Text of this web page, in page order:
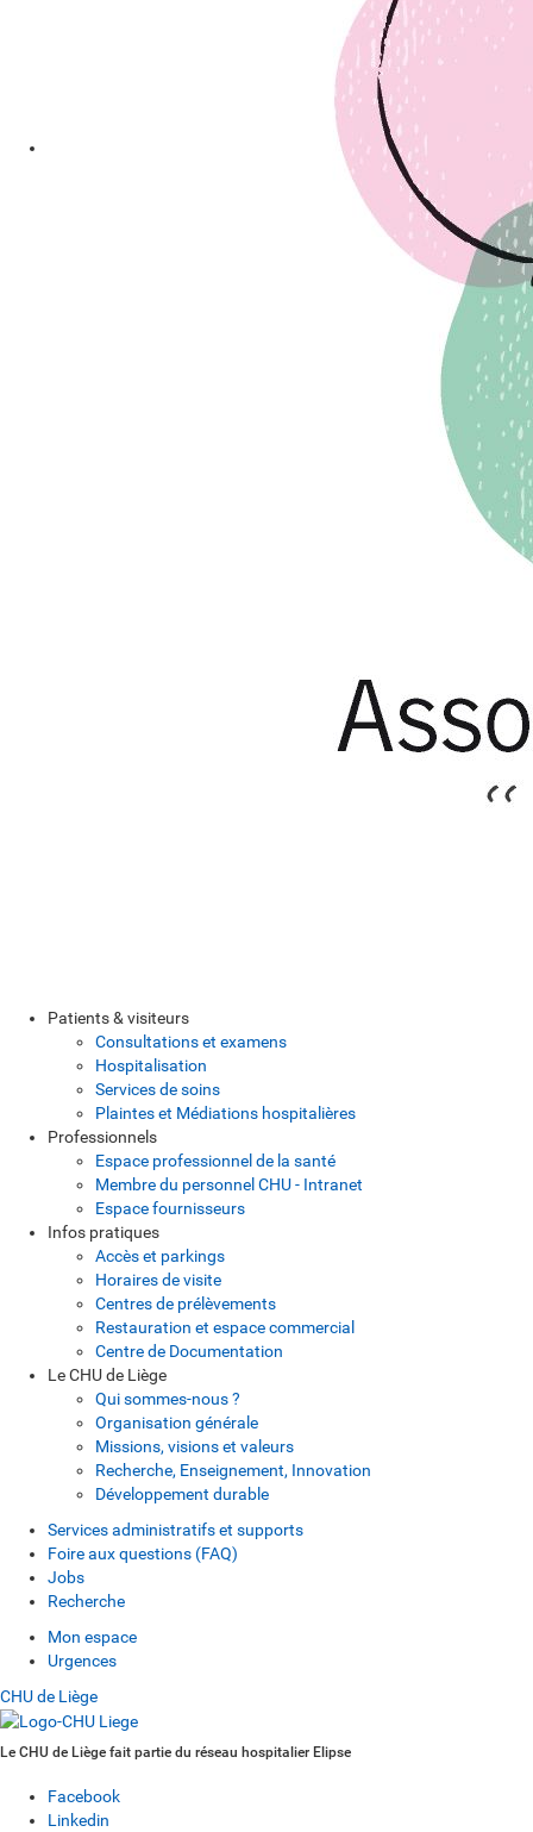
Patients & visiteurs
Consultations et examens
Hospitalisation
Services de soins
Plaintes et Médiations hospitalières
Professionnels
Espace professionnel de la santé
Membre du personnel CHU - Intranet
Espace fournisseurs
Infos pratiques
Accès et parkings
Horaires de visite
Centres de prélèvements
Restauration et espace commercial
Centre de Documentation
Le CHU de Liège
Qui sommes-nous ?
Organisation générale
Missions, visions et valeurs
Recherche, Enseignement, Innovation
Développement durable
Services administratifs et supports
Foire aux questions (FAQ)
Jobs
Recherche
Mon espace
Urgences
CHU de Liège
Le CHU de Liège fait partie du réseau hospitalier Elipse
Facebook
Linkedin